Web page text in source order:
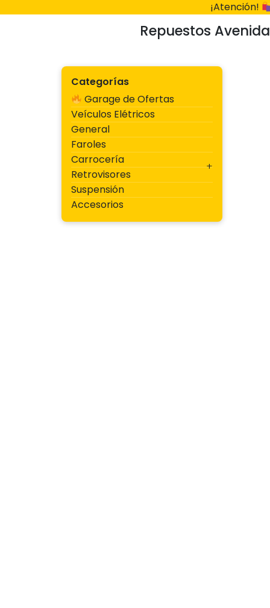
¡Atención!
Repuestos Avenida
Categorías
Garage de Ofertas
Veículos Elétricos
General
Faroles
Carrocería
Retrovisores
Suspensión
Accesorios